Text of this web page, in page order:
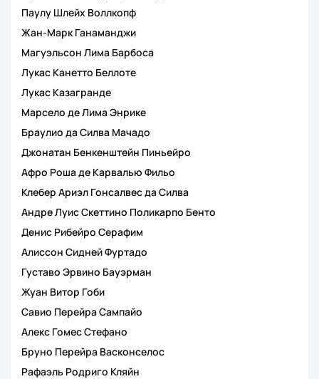
Паулу Шлейх Воллкопф
Жан-Марк Ганаманджи
Магуэльсон Лима Барбоса
Лукас Канетто Беллоте
Лукас Казагранде
Марсело де Лима Энрике
Браулио да Силва Мачадо
Джонатан Бенкенштейн Пиньейро
Афро Роша де Карвалью Фильо
Клебер Ариэл Гонсалвес да Силва
Андре Луис Скеттино Поликарпо Бенто
Денис Рибейро Серафим
Алиссон Сидней Фуртадо
Густаво Эрвино Бауэрман
Жуан Витор Гоби
Савио Перейра Сампайо
Алекс Гомес Стефано
Бруно Перейра Васконселос
Рафаэль Родриго Кляйн